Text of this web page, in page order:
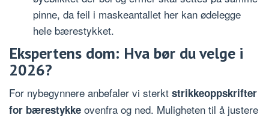
pinne, da feil i maskeantallet her kan ødelegge
hele bærestykket.
Ekspertens dom: Hva bør du velge i
2026?
For nybegynnere anbefaler vi sterkt strikkeoppskrifter
for bærestykke ovenfra og ned. Muligheten til å justere